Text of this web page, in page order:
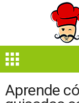
e
Aprende